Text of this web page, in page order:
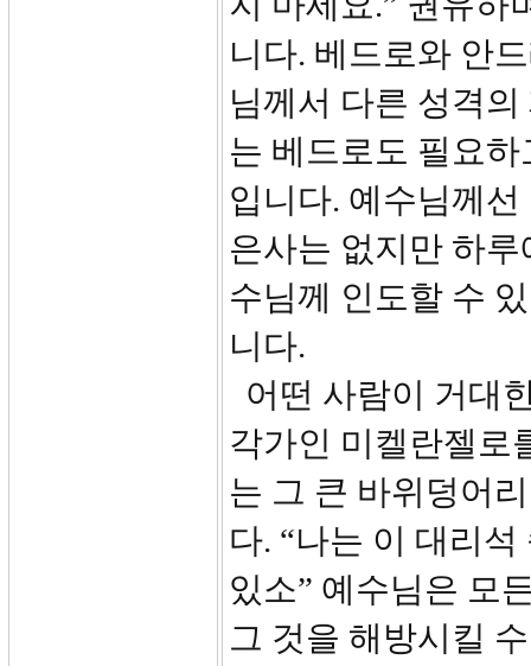
니다. 베드로와 안
님께서 다른 성격
는 베드로도 필요
입니다. 예수님께
은사는 없지만 하
수님께 인도할 수
니다.
어떤 사람이 거대
각가인 미켈란젤로
는 그 큰 바위덩어
다. “나는 이 대리
있소” 예수님은 모
그 것을 해방시킬